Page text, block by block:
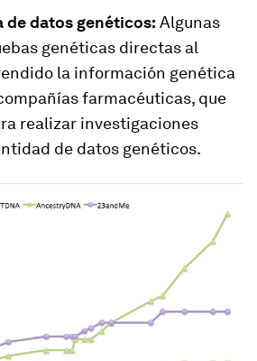
de datos genéticos: Algunas
genéticas directas al
la información genética
farmacéuticas, que
realizar investigaciones
de datos genéticos.